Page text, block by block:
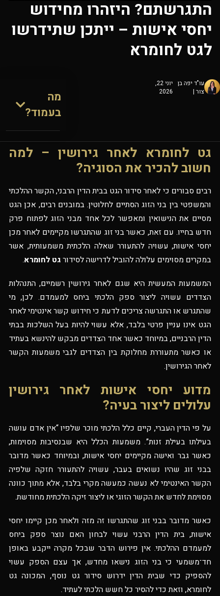
התגרשתם? היזהרו מחידוש
יחסי אישות – ייתכן שתידרשו
לגט לחומרא
עו"ד יפה בן
צור |
יוני 22,
2026
מה
בעמוד?
גט לחומרא לאחר גירושין – למה
חשוב להכיר את הסוגיה?
רבים סבורים כי לאחר סידור הגט בבית הדין הרבני, הקשר ההלכתי
והמשפטי בין בני הזוג הסתיים לחלוטין. במובנים רבים, אכן הגט
מסיים את הנישואין ומאפשר לכל אחד מבני הזוג לפתוח פרק
חדש בחייו. עם זאת, כאשר בני זוג שהתגרשו מקיימים לאחר מכן
יחסי אישות, עשויה להתעורר שאלה הלכתית משמעותית, אשר
במקרים מסוימים עלולה להוביל לדרישה לסידור גט לחומרא.
המשמעות המעשית היא שגם לאחר גירושין רשמיים, התנהלות
הצדדים עשויה ליצור ספק הלכתי ביחס למעמדם. לכן, מי
שהתגרש או התגרשה צריכים לדעת כי חידוש קשר אינטימי לאחר
הגט אינו עניין פרטי בלבד, אלא עשוי להיות בעל השלכות בבתי
הדין הרבניים, במיוחד כאשר אחד הצדדים מבקש להינשא בעתיד
או כאשר מתעוררת מחלוקת בין הצדדים לגבי משמעות הקשר
לאחר הגירושין.
מדוע יחסי אישות לאחר גירושין
עלולים ליצור בעיה?
על פי הדין העברי, קיים כלל הלכתי מוכר שלפיו “אין אדם עושה
בעילתו בעילת זנות”. משמעות הכלל היא שבנסיבות מסוימות,
כאשר גבר ואישה מקיימים יחסי אישות, ובמיוחד כאשר מדובר
בבני זוג שהיו נשואים בעבר, עשויה להתעורר חזקה שלפיה
הקשר האינטימי לא נעשה כמעשה מקרי בלבד, אלא מתוך כוונה
מסוימת לחדש את הקשר הזוגי או ליצור זיקה הלכתית מחודשת.
כאשר מדובר בבני זוג שהתגרשו זה מזה ולאחר מכן קיימו יחסי
אישות, בית הדין הרבני עשוי לבחון האם נוצר ספק ביחס
למעמדם ההלכתי. אין פירוש הדבר שבכל מקרה ייקבע באופן
חד־משמעי כי בני הזוג נישאו מחדש, אך עצם הספק עשוי
להספיק כדי שבית הדין ידרוש סידור גט נוסף, המכונה גט
לחומרא, וזאת כדי להסיר כל חשש הלכתי לעתיד.